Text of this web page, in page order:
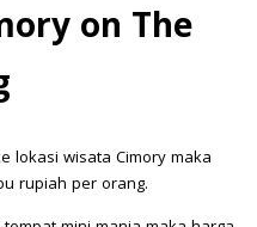
on The
lokasi wisata Cimory maka
rupiah per orang.